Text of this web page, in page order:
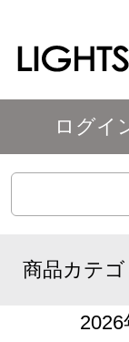
ログイ
商品カテ